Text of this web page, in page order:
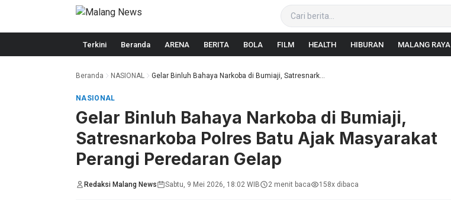
Langsung ke konten
Terkini Beranda ARENA BERITA BOLA FILM HEALTH HIBURAN MALANG RAYA
Beranda NASIONAL Gelar Binluh Bahaya Narkoba di Bumiaji, Satresnark...
NASIONAL
Gelar Binluh Bahaya Narkoba di Bumiaji,
Satresnarkoba Polres Batu Ajak Masyarakat
Perangi Peredaran Gelap
Redaksi Malang News Sabtu, 9 Mei 2026, 18:02 WIB 2 menit baca 158x dibaca